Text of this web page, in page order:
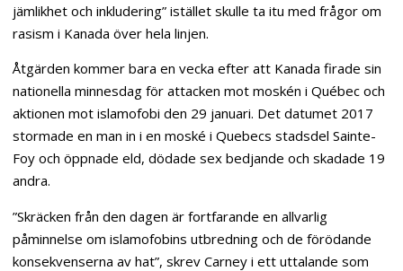
jämlikhet och inkludering” istället skulle ta itu med frågor om
rasism i Kanada över hela linjen.
Åtgärden kommer bara en vecka efter att Kanada firade sin
nationella minnesdag för attacken mot moskén i Québec och
aktionen mot islamofobi den 29 januari. Det datumet 2017
stormade en man in i en moské i Quebecs stadsdel Sainte-
Foy och öppnade eld, dödade sex bedjande och skadade 19
andra.
”Skräcken från den dagen är fortfarande en allvarlig
påminnelse om islamofobins utbredning och de förödande
konsekvenserna av hat”, skrev Carney i ett uttalande som